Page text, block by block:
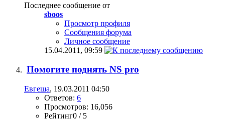
Последнее сообщение от
sboos
Просмотр профиля
Сообщения форума
Личное сообщение
15.04.2011, 09:59
Помогите поднять NS pro
Евгеша, 19.03.2011 04:50
Ответов: 6
Просмотров: 16,056
Рейтинг0 / 5